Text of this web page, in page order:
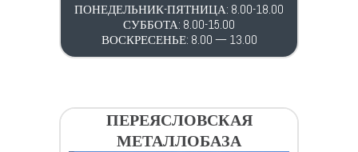
ПОНЕДЕЛЬНИК-ПЯТНИЦА: 8.00-18.00
СУББОТА: 8.00-15.00
ВОСКРЕСЕНЬЕ: 8.00 — 13.00
ПЕРЕЯСЛОВСКАЯ
МЕТАЛЛОБАЗА